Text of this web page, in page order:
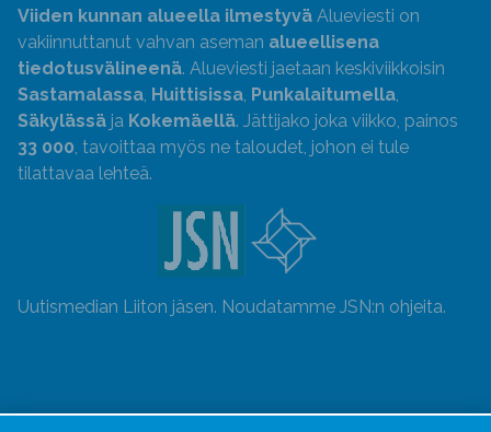
Viiden kunnan alueella ilmestyvä Alueviesti on
vakiinnuttanut vahvan aseman alueellisena
tiedotusvälineenä. Alueviesti jaetaan keskiviikkoisin
Sastamalassa, Huittisissa, Punkalaitumella,
Säkylässä ja Kokemäellä. Jättijako joka viikko, painos
33 000, tavoittaa myös ne taloudet, johon ei tule
tilattavaa lehteä.
Uutismedian Liiton jäsen. Noudatamme JSN:n ohjeita.